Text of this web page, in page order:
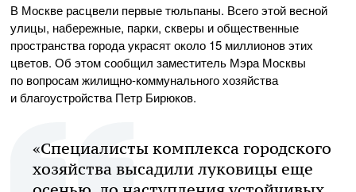
В Москве расцвели первые тюльпаны. Всего этой весной
улицы, набережные, парки, скверы и общественные
пространства города украсят около 15 миллионов этих
цветов. Об этом сообщил заместитель Мэра Москвы
по вопросам жилищно-коммунального хозяйства
и благоустройства Петр Бирюков.
«Специалисты комплекса городского
хозяйства высадили луковицы еще